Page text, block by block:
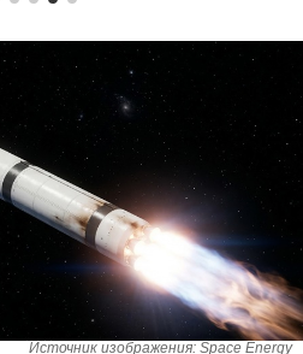
Источник изображения: Space Energy